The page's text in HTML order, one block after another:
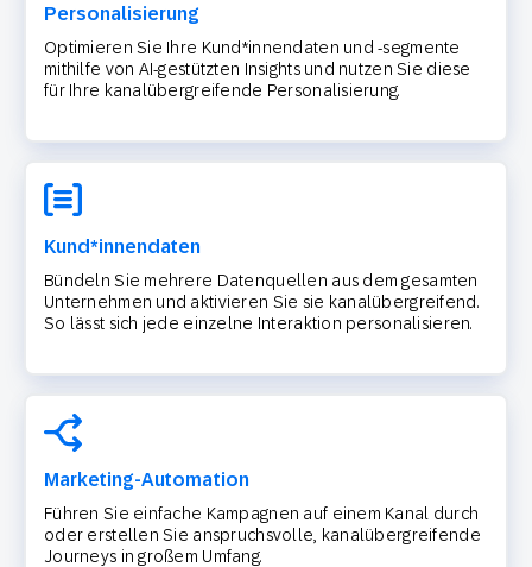
Personalisierung
Optimieren Sie Ihre Kund*innendaten und -segmente
mithilfe von AI-gestützten Insights und nutzen Sie diese
für Ihre kanalübergreifende Personalisierung.
Kund*innendaten
Bündeln Sie mehrere Datenquellen aus dem gesamten
Unternehmen und aktivieren Sie sie kanalübergreifend.
So lässt sich jede einzelne Interaktion personalisieren.
Marketing-Automation
Führen Sie einfache Kampagnen auf einem Kanal durch
oder erstellen Sie anspruchsvolle, kanalübergreifende
Journeys in großem Umfang.